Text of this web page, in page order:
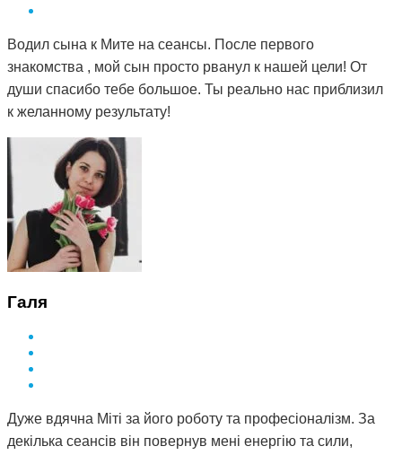
Водил сына к Мите на сеансы. После первого
знакомства , мой сын просто рванул к нашей цели! От
души спасибо тебе большое. Ты реально нас приблизил
к желанному результату!
Галя
Дуже вдячна Міті за його роботу та професіоналізм. За
декілька сеансів він повернув мені енергію та сили,